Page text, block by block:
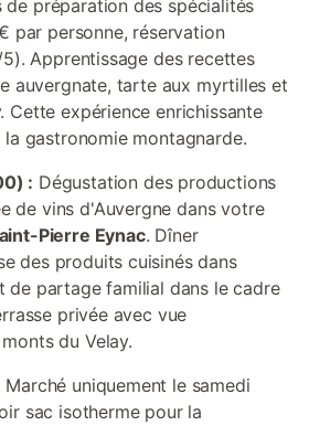
préparation des spécialités
par personne, réservation
Apprentissage des recettes
auvergnate, tarte aux myrtilles et
Cette expérience enrichissante
gastronomie montagnarde.
: Dégustation des productions
de vins d'Auvergne dans votre
Pierre Eynac. Dîner
des produits cuisinés dans
de partage familial dans le cadre
privée avec vue
du Velay.
Marché uniquement le samedi
sac isotherme pour la